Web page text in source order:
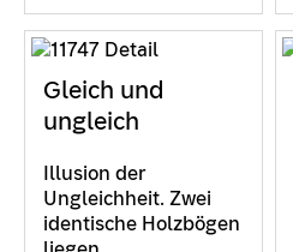
Gleich und
ungleich
Illusion der
Ungleichheit. Zwei
identische Holzbögen